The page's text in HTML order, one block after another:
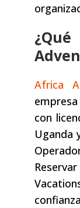
Africa
con
Uganda